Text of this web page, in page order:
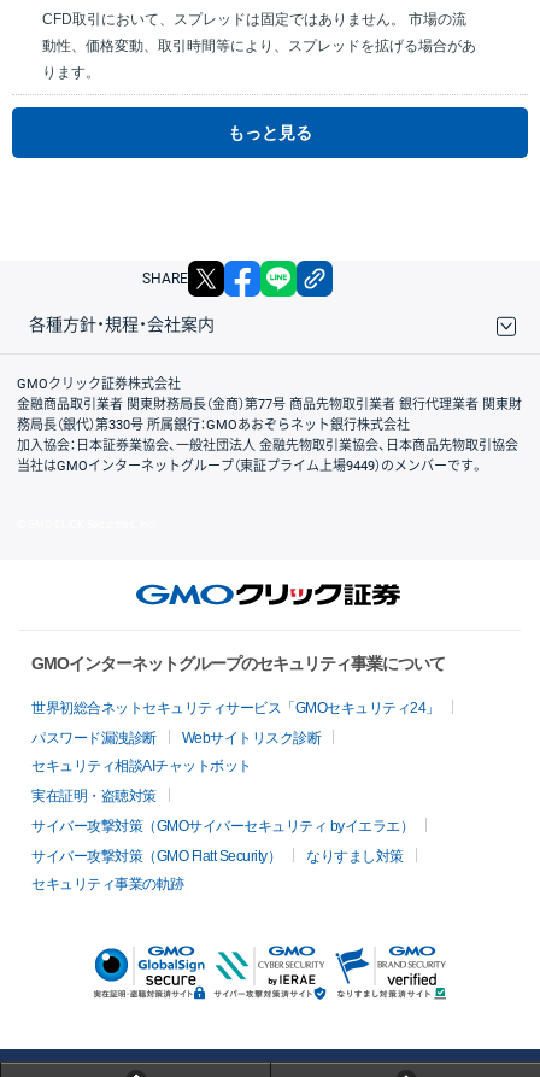
CFD取引において、スプレッドは固定ではありません。 市場の流
動性、価格変動、取引時間等により、スプレッドを拡げる場合があ
ります。
もっと見る
SHARE X facebook
各種方針・規程・会社案内
取引規程・約款
サイトマップ
その他のご案内
個人情報保護方針
最良執行方針
サイトのご利用について
ディスクレイマー
信託保全
リスク説明
会社案内
GMOクリック証券株式会社
金融商品取引業者 関東財務局長（金商）第77号 商品先物取引業者 銀行代理業者 関東財
務局長（銀代）第330号 所属銀行：GMOあおぞらネット銀行株式会社
加入協会：日本証券業協会、一般社団法人 金融先物取引業協会、日本商品先物取引協会
当社はGMOインターネットグループ（東証プライム上場9449）のメンバーです。
GMOインターネットグループのセキュリティ事業について
世界初総合ネットセキュリティサービス「GMOセキュリティ24」
パスワード漏洩診断
Webサイトリスク診断
セキュリティ相談AIチャットボット
実在証明・盗聴対策
サイバー攻撃対策（GMOサイバーセキュリティ byイエラエ）
サイバー攻撃対策（GMO Flatt Security）
なりすまし対策
セキュリティ事業の軌跡